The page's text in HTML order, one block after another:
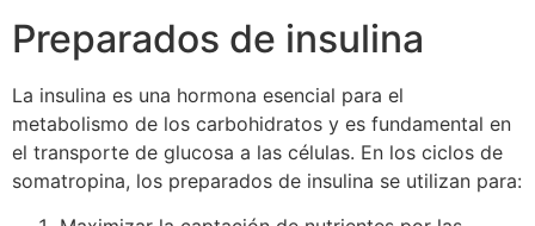
Preparados de insulina
La insulina es una hormona esencial para el
metabolismo de los carbohidratos y es fundamental en
el transporte de glucosa a las células. En los ciclos de
somatropina, los preparados de insulina se utilizan para: